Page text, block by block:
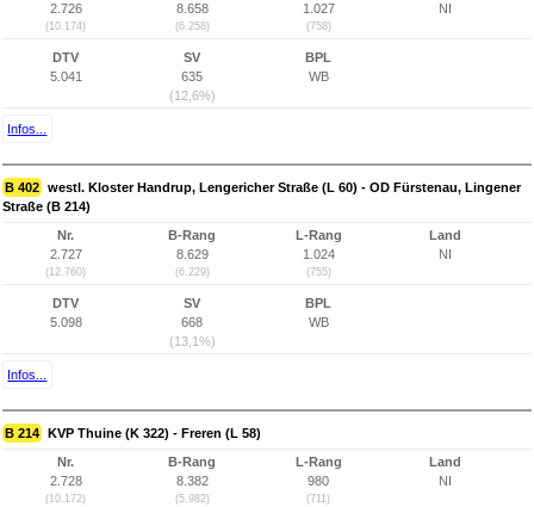
2.726
(10.174)
8.658
(6.258)
1.027
(758)
NI
DTV
5.041
SV
635
(12,6%)
BPL
WB
Infos...
B 402 westl. Kloster Handrup, Lengericher Straße (L 60) - OD Fürstenau, Lingener
Straße (B 214)
Nr.
2.727
(12.760)
B-Rang
8.629
(6.229)
L-Rang
1.024
(755)
Land
NI
DTV
5.098
SV
668
(13,1%)
BPL
WB
Infos...
B 214 KVP Thuine (K 322) - Freren (L 58)
Nr.
2.728
(10.172)
B-Rang
8.382
(5.982)
L-Rang
980
(711)
Land
NI